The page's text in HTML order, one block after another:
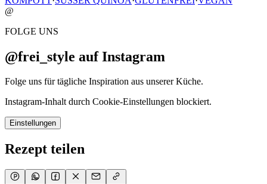
@
FOLGE UNS
@frei_style auf Instagram
Folge uns für tägliche Inspiration aus unserer Küche.
Instagram-Inhalt durch Cookie-Einstellungen blockiert.
Einstellungen
Rezept teilen